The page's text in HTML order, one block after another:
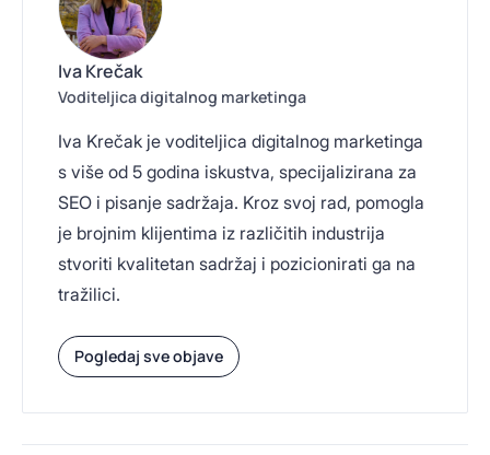
Iva Krečak
Voditeljica digitalnog marketinga
Iva Krečak je voditeljica digitalnog marketinga
s više od 5 godina iskustva, specijalizirana za
SEO i pisanje sadržaja. Kroz svoj rad, pomogla
je brojnim klijentima iz različitih industrija
stvoriti kvalitetan sadržaj i pozicionirati ga na
tražilici.
Pogledaj sve objave